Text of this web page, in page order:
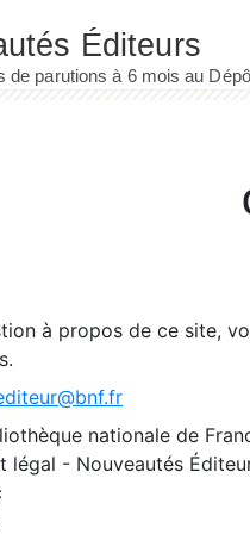
à propos de ce site,
nationale de
légal - Nouveautés